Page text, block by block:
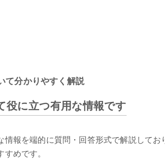
て分かりやすく解説
役に立つ有用な情報です
報を端的に質問・回答形式で解説してお
めです。